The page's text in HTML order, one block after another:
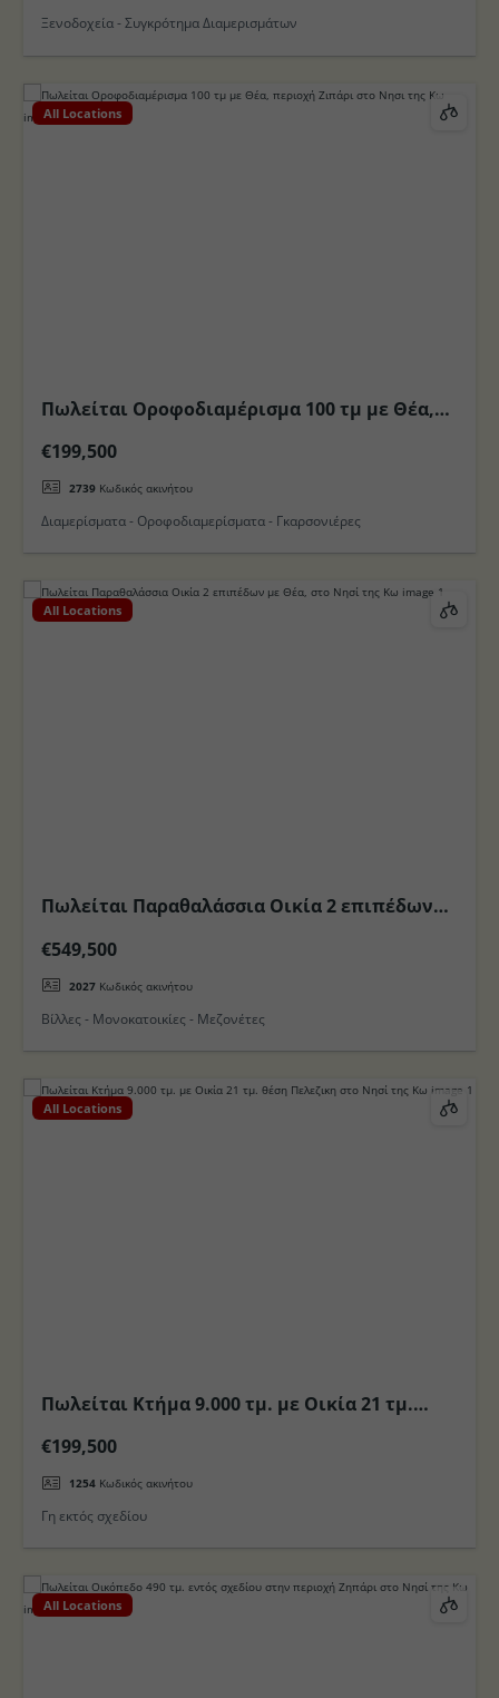
Ξενοδοχεία - Συγκρότημα Διαμερισμάτων
All Locations
Πωλείται Οροφοδιαμέρισμα 100 τμ με Θέα,
€199,500
2739 Κωδικός ακινήτου
Διαμερίσματα - Οροφοδιαμερίσματα - Γκαρσονιέρες
All Locations
Πωλείται Παραθαλάσσια Οικία 2 επιπέδων
€549,500
2027 Κωδικός ακινήτου
Βίλλες - Μονοκατοικίες - Μεζονέτες
All Locations
Πωλείται Κτήμα 9.000 τμ. με Οικία 21 τμ.
€199,500
1254 Κωδικός ακινήτου
Γη εκτός σχεδίου
All Locations